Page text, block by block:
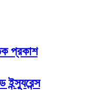
প্রকাশ